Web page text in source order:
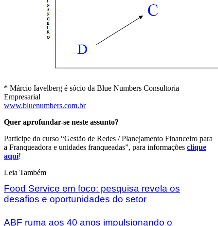
* Márcio Iavelberg é sócio da Blue Numbers Consultoria
Empresarial
www.bluenumbers.com.br
Quer aprofundar-se neste assunto?
Participe do curso “Gestão de Redes / Planejamento Financeiro para
a Franqueadora e unidades franqueadas”, para informações clique
aqui!
Leia Também
Food Service em foco: pesquisa revela os
desafios e oportunidades do setor
ABF ruma aos 40 anos impulsionando o